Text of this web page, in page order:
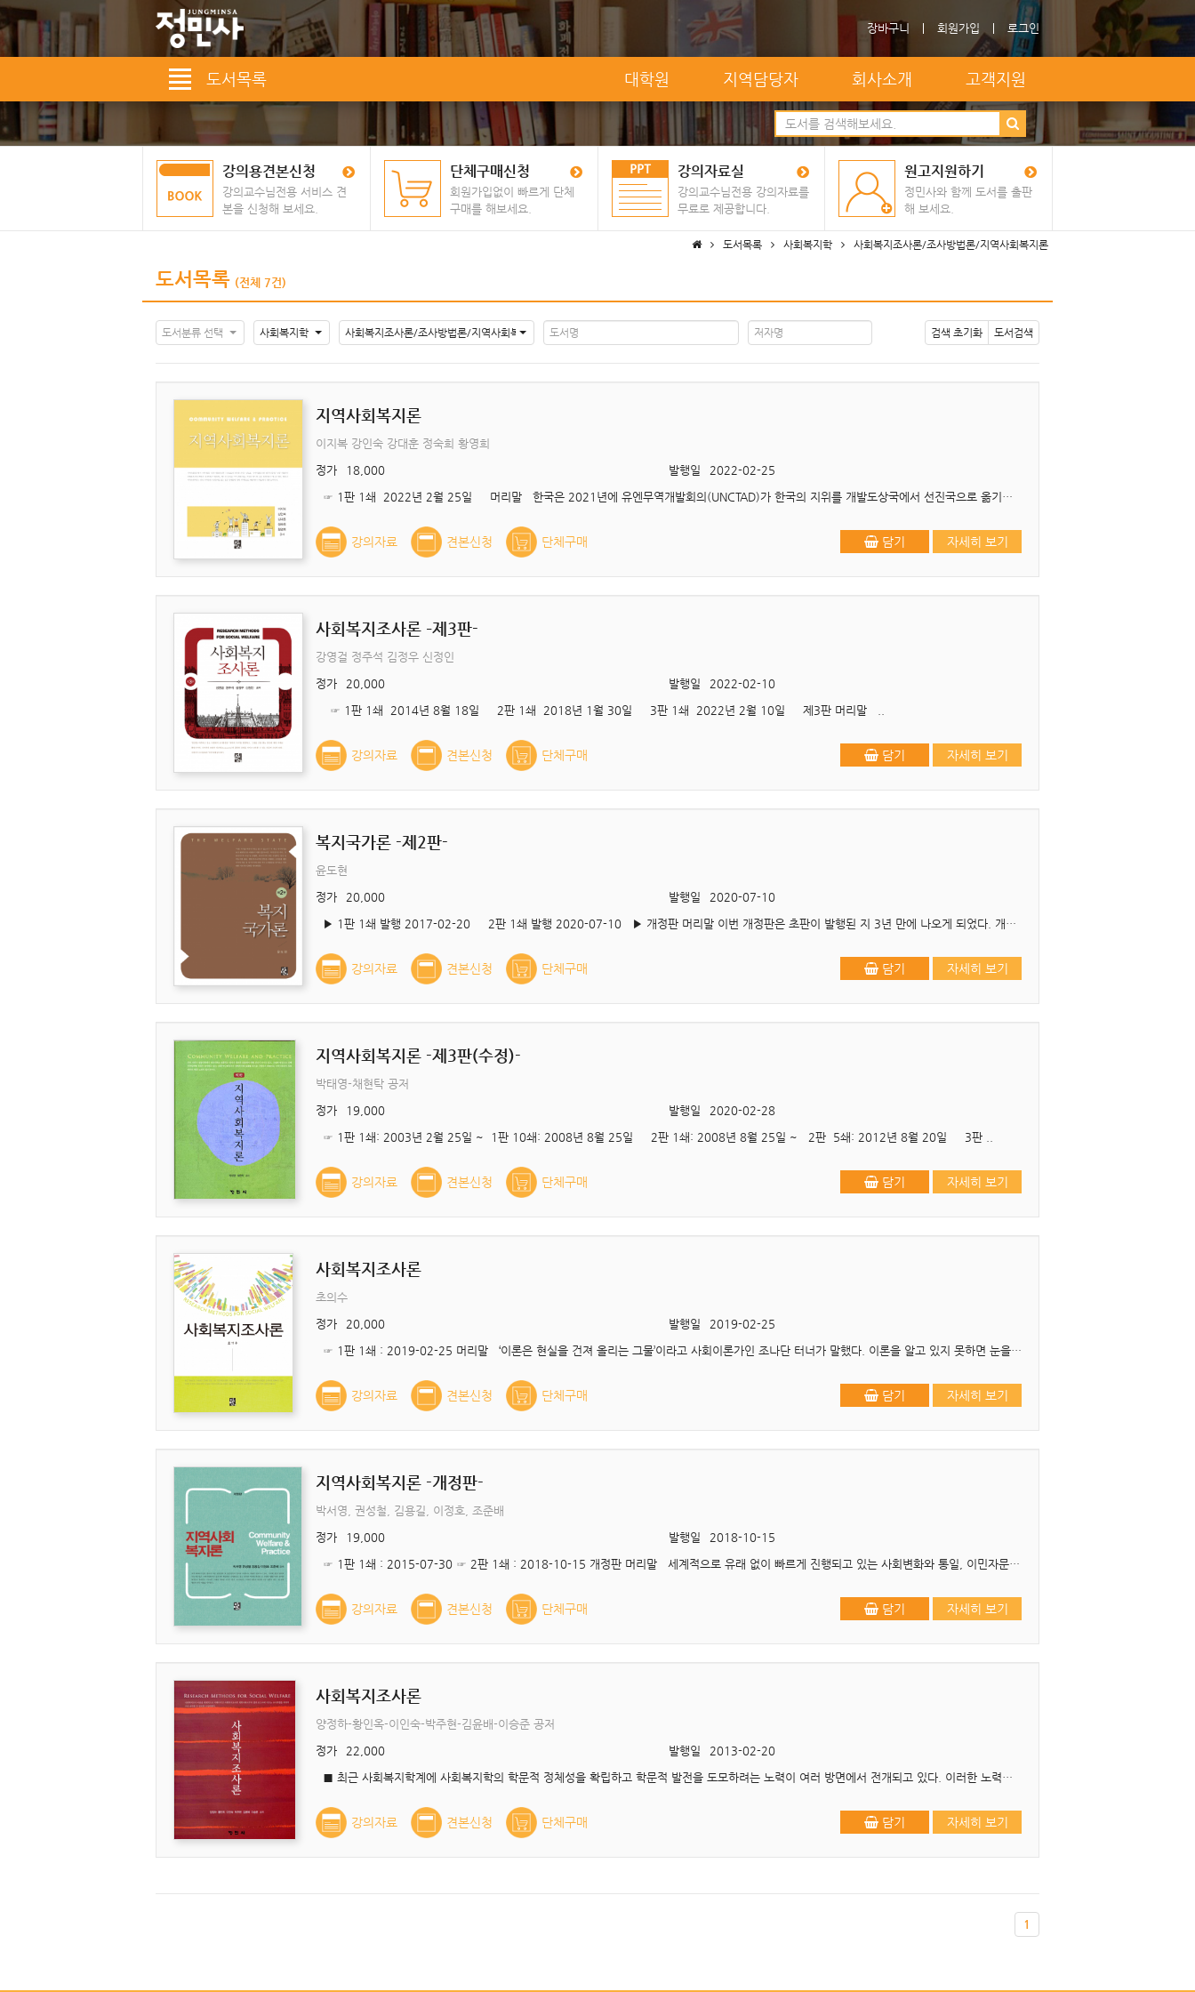
장바구니 회원가입 로그인
도서목록 대학원 지역담당자 회사소개 고객지원
강의용견본신청
강의교수님전용 서비스 견
본을 신청해 보세요.
단체구매신청
회원가입없이 빠르게 단체
구매를 해보세요.
강의자료실
강의교수님전용 강의자료를
무료로 제공합니다.
원고지원하기
정민사와 함께 도서를 출판
해 보세요.
도서목록 사회복지학 사회복지조사론/조사방법론/지역사회복지론
도서목록 (전체 7건)
도서분류 선택 사회복지학 사회복지조사론/조사방법론/지역사회복지론 검색 초기화 도서검색
지역사회복지론
이지복 강인숙 강대훈 정숙희 황영희
정가
18,000 발행일
2022-02-25
☞ 1판 1쇄 2022년 2월 25일 머리말 한국은 2021년에 유엔무역개발회의(UNCTAD)가 한국의 지위를 개발도상국에서 선진국으로 옮기는 안건을 만장일치로 ..
강의자료 견본신청 단체구매 담기 자세히 보기
사회복지조사론 –제3판-
강영걸 정주석 김정우 신정인
정가
20,000 발행일
2022-02-10
☞ 1판 1쇄 2014년 8월 18일 2판 1쇄 2018년 1월 30일 3판 1쇄 2022년 2월 10일 제3판 머리말 ..
강의자료 견본신청 단체구매 담기 자세히 보기
복지국가론 -제2판-
윤도현
정가
20,000 발행일
2020-07-10
▶ 1판 1쇄 발행 2017-02-20 2판 1쇄 발행 2020-07-10 ▶ 개정판 머리말 이번 개정판은 초판이 발행된 지 3년 만에 나오게 되었다. 개정판에서는 다음 몇 ..
강의자료 견본신청 단체구매 담기 자세히 보기
지역사회복지론 -제3판(수정)-
박태영-채현탁 공저
정가
19,000 발행일
2020-02-28
☞ 1판 1쇄: 2003년 2월 25일 ~ 1판 10쇄: 2008년 8월 25일 2판 1쇄: 2008년 8월 25일 ~ 2판 5쇄: 2012년 8월 20일 3판 ..
강의자료 견본신청 단체구매 담기 자세히 보기
사회복지조사론
초의수
정가
20,000 발행일
2019-02-25
☞ 1판 1쇄 : 2019-02-25 머리말 ‘이론은 현실을 건져 올리는 그물’이라고 사회이론가인 조나단 터너가 말했다. 이론을 알고 있지 못하면 눈을 뜨고도 현실에서 아무 것도 ..
강의자료 견본신청 단체구매 담기 자세히 보기
지역사회복지론 -개정판-
박서영, 권성철, 김용길, 이정호, 조준배
정가
19,000 발행일
2018-10-15
☞ 1판 1쇄 : 2015-07-30 ☞ 2판 1쇄 : 2018-10-15 개정판 머리말 세계적으로 유래 없이 빠르게 진행되고 있는 사회변화와 통일, 이민자문제 등의 다양한 문화의 교류와 통합이 요청..
강의자료 견본신청 단체구매 담기 자세히 보기
사회복지조사론
양정하-황인옥-이인숙-박주현-김윤배-이승준 공저
정가
22,000 발행일
2013-02-20
■ 최근 사회복지학계에 사회복지학의 학문적 정체성을 확립하고 학문적 발전을 도모하려는 노력이 여러 방면에서 전개되고 있다. 이러한 노력으로 인해 사회복지조사방법론이나 사회조사방법론의 내..
강의자료 견본신청 단체구매 담기 자세히 보기
1